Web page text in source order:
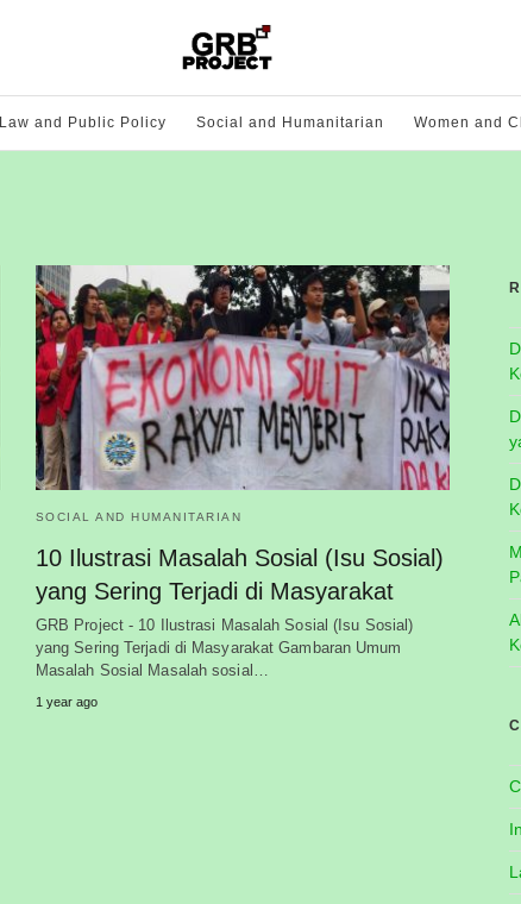
Law and Public Policy Social and Humanitarian Women and
SOCIAL AND HUMANITARIAN
10 Ilustrasi Masalah Sosial (Isu Sosial)
yang Sering Terjadi di Masyarakat
GRB Project - 10 Ilustrasi Masalah Sosial (Isu Sosial)
yang Sering Terjadi di Masyarakat Gambaran Umum
Masalah Sosial Masalah sosial…
1 year ago